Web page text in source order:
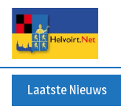
Laatste Nieuws